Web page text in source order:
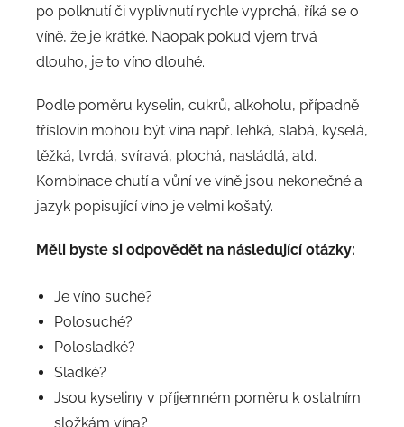
po polknutí či vyplivnutí rychle vyprchá, říká se o
víně, že je krátké. Naopak pokud vjem trvá
dlouho, je to víno dlouhé.
Podle poměru kyselin, cukrů, alkoholu, případně
tříslovin mohou být vína např. lehká, slabá, kyselá,
těžká, tvrdá, svíravá, plochá, nasládlá, atd.
Kombinace chutí a vůní ve víně jsou nekonečné a
jazyk popisující víno je velmi košatý.
Měli byste si odpovědět na následující otázky:
Je víno suché?
Polosuché?
Polosladké?
Sladké?
Jsou kyseliny v příjemném poměru k ostatním
složkám vína?